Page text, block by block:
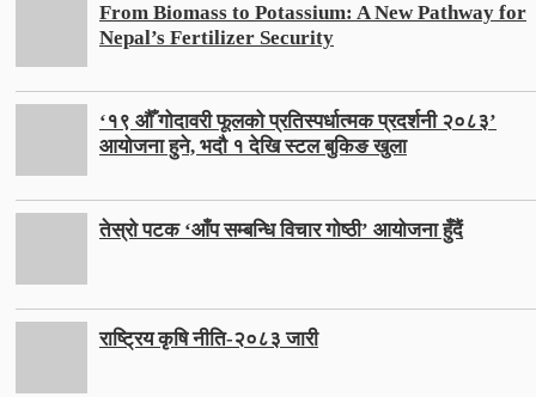
From Biomass to Potassium: A New Pathway for
Nepal’s Fertilizer Security
‘१९ औँ गोदावरी फूलको प्रतिस्पर्धात्मक प्रदर्शनी २०८३’
आयोजना हुने, भदौ १ देखि स्टल बुकिङ खुला
तेस्रो पटक ‘आँप सम्बन्धि विचार गोष्ठी’ आयोजना हुँदैं
राष्ट्रिय कृषि नीति-२०८३ जारी